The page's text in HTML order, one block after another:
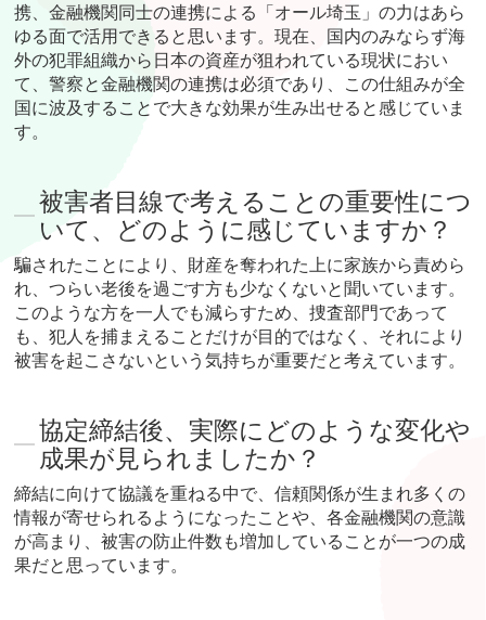
携、金融機関同士の連携による「オール埼玉」の力はあら
ゆる面で活用できると思います。現在、国内のみならず海
外の犯罪組織から日本の資産が狙われている現状におい
て、警察と金融機関の連携は必須であり、この仕組みが全
国に波及することで大きな効果が生み出せると感じていま
す。
被害者目線で考えることの重要性につ
いて、どのように感じていますか？
騙されたことにより、財産を奪われた上に家族から責めら
れ、つらい老後を過ごす方も少なくないと聞いています。
このような方を一人でも減らすため、捜査部門であって
も、犯人を捕まえることだけが目的ではなく、それにより
被害を起こさないという気持ちが重要だと考えています。
協定締結後、実際にどのような変化や
成果が見られましたか？
締結に向けて協議を重ねる中で、信頼関係が生まれ多くの
情報が寄せられるようになったことや、各金融機関の意識
が高まり、被害の防止件数も増加していることが一つの成
果だと思っています。